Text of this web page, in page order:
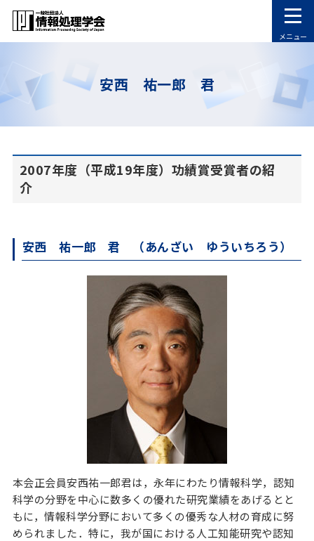
メニュー
安西 祐一郎 君
2007年度（平成19年度）功績賞受賞者の紹
介
安西 祐一郎 君 （あんざい ゆういちろう）
本会正会員安西祐一郎君は，永年にわたり情報科学，認知
科学の分野を中心に数多くの優れた研究業績をあげるとと
もに，情報科学分野において多くの優秀な人材の育成に努
められました．特に，我が国における人工知能研究や認知